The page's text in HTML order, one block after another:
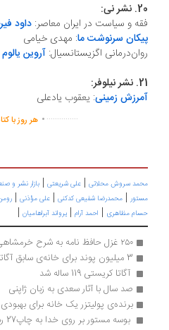
20. نشر نی:
فقه و سیاست در ایران معاصر: داود
پیکان سرنوشت ما: مهدی خیامی
روان‌درمانی اگزیستانسیال: آروین یالوم
21. نشر نیلوفر:
آمرزش زمینی: یعقوب یادعلی
...............
.هر روز با
محمد سروش محلاتی | علی شریعتی | بازار نشر و
مستور | محمدرضا شفیعی کدکنی | علی مؤذنی |
حسام مظاهری | احمد آرام | یرواند آبراهامیان |
۲۵۰ غزل حافظ نامه به شرح خرمشاهی
3 میلیون پوند برای خانه‌ی سابق آگاتا کریستی
آگاتا کریستی 119 ساله شد
صد سال با آثار سعدی به زبان ژاپنی
برنده‌ی پولیتزر یک خانه برای
بوسه مستور بر روی خدا به چاپ27 رسید